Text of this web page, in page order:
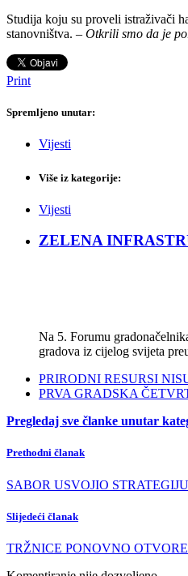
Studija koju su proveli istraživači
stanovništva. – Otkrili smo da je
Print
Spremljeno unutar:
Vijesti
Više iz kategorije:
Vijesti
ZELENA
Na 5. Forumu
gradova iz cijelog svijeta
PRIRODNI RESURSI
PRVA GRADSKA
Pregledaj sve članke unutar
Prethodni članak
SABOR USVOJIO
Slijedeći članak
TRŽNICE PONOVNO